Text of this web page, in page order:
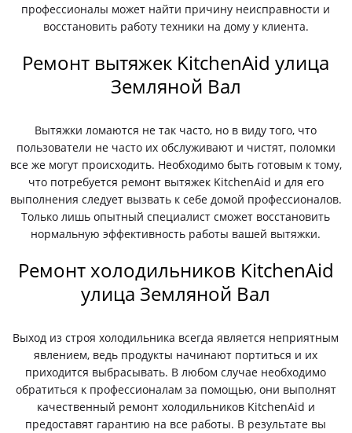
профессионалы может найти причину неисправности и
восстановить работу техники на дому у клиента.
Ремонт вытяжек KitchenAid улица
Земляной Вал
Вытяжки ломаются не так часто, но в виду того, что
пользователи не часто их обслуживают и чистят, поломки
все же могут происходить. Необходимо быть готовым к тому,
что потребуется ремонт вытяжек KitchenAid и для его
выполнения следует вызвать к себе домой профессионалов.
Только лишь опытный специалист сможет восстановить
нормальную эффективность работы вашей вытяжки.
Ремонт холодильников KitchenAid
улица Земляной Вал
Выход из строя холодильника всегда является неприятным
явлением, ведь продукты начинают портиться и их
приходится выбрасывать. В любом случае необходимо
обратиться к профессионалам за помощью, они выполнят
качественный ремонт холодильников KitchenAid и
предоставят гарантию на все работы. В результате вы